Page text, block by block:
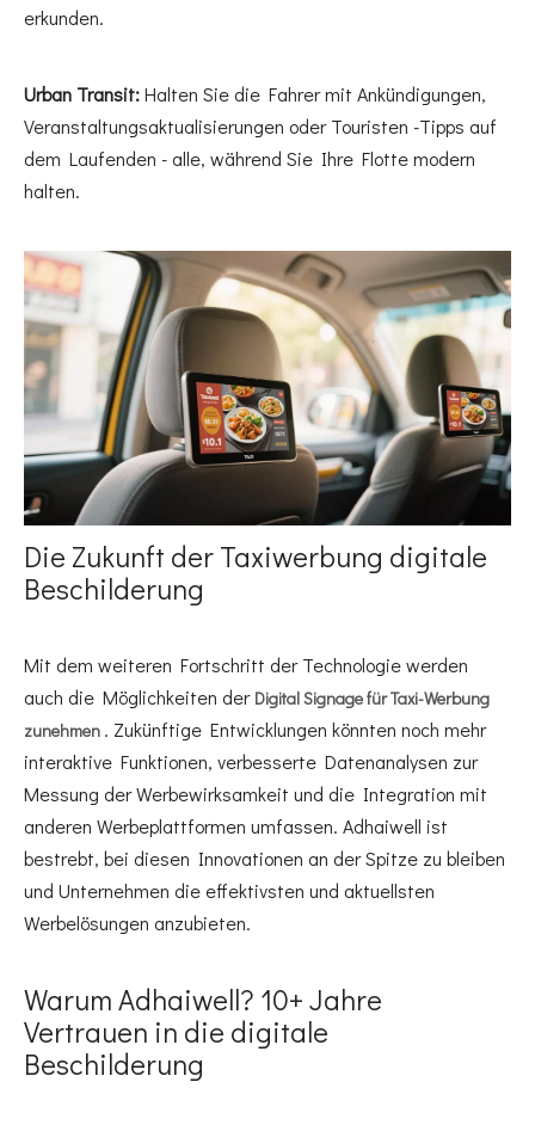
erkunden.
Urban Transit:Halten Sie die Fahrer mit Ankündigungen,
Veranstaltungsaktualisierungen oder Touristen -Tipps auf
dem Laufenden - alle, während Sie Ihre Flotte modern
halten.
Die Zukunft der Taxiwerbung digitale
Beschilderung
Mit dem weiteren Fortschritt der Technologie werden
auch die Möglichkeiten der Digital Signage für Taxi-Werbung
zunehmen . Zukünftige Entwicklungen könnten noch mehr
interaktive Funktionen, verbesserte Datenanalysen zur
Messung der Werbewirksamkeit und die Integration mit
anderen Werbeplattformen umfassen. Adhaiwell ist
bestrebt, bei diesen Innovationen an der Spitze zu bleiben
und Unternehmen die effektivsten und aktuellsten
Werbelösungen anzubieten.
Warum Adhaiwell? 10+ Jahre
Vertrauen in die digitale
Beschilderung